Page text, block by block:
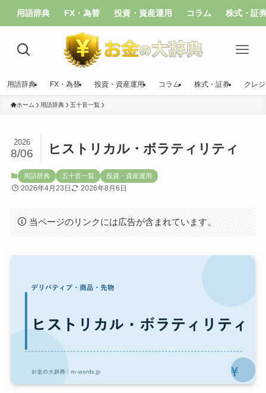
用語辞典 FX・為替 投資・資産運用 コラム 株式・証
用語辞典 FX・為替 投資・資産運用 コラム 株式・証券 クレ
ホーム 用語辞典 五十音一覧
ヒストリカル・ボラティリティ
2026
8/06
用語辞典 五十音一覧 投資・資産運用
2026年4月23日 2026年8月6日
当ページのリンクには広告が含まれています。